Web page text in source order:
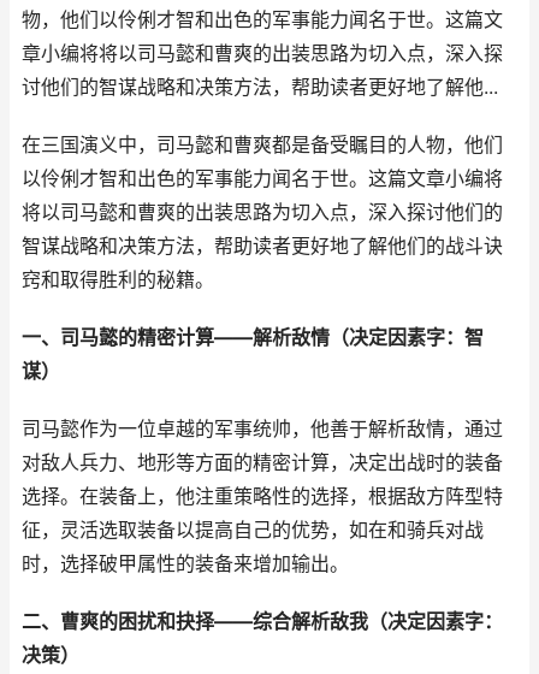
物，他们以伶俐才智和出色的军事能力闻名于世。这篇文
章小编将将以司马懿和曹爽的出装思路为切入点，深入探
讨他们的智谋战略和决策方法，帮助读者更好地了解他...
在三国演义中，司马懿和曹爽都是备受瞩目的人物，他们
以伶俐才智和出色的军事能力闻名于世。这篇文章小编将
将以司马懿和曹爽的出装思路为切入点，深入探讨他们的
智谋战略和决策方法，帮助读者更好地了解他们的战斗诀
窍和取得胜利的秘籍。
一、司马懿的精密计算——解析敌情（决定因素字：智
谋）
司马懿作为一位卓越的军事统帅，他善于解析敌情，通过
对敌人兵力、地形等方面的精密计算，决定出战时的装备
选择。在装备上，他注重策略性的选择，根据敌方阵型特
征，灵活选取装备以提高自己的优势，如在和骑兵对战
时，选择破甲属性的装备来增加输出。
二、曹爽的困扰和抉择——综合解析敌我（决定因素字：
决策）